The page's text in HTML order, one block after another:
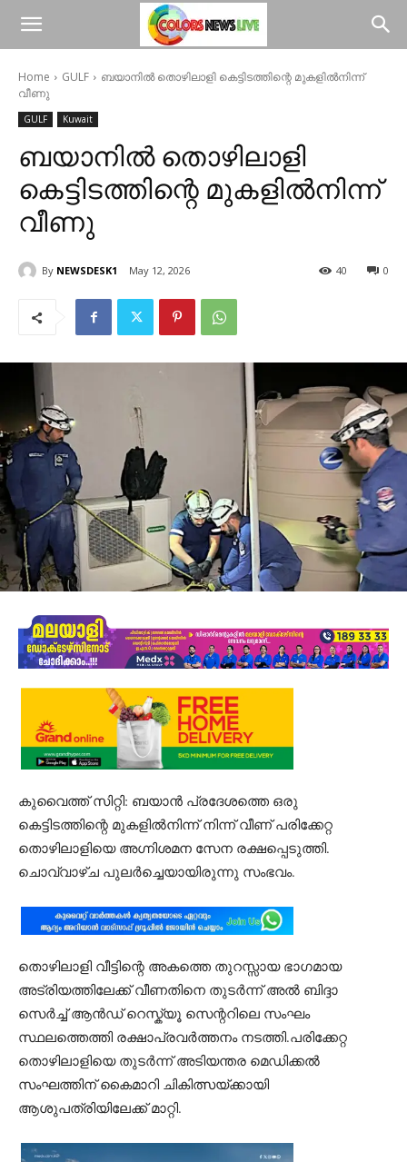
Home GULF
ബയാനിൽ തൊഴിലാളി കെട്ടിടത്തിന്റെ മുകളിൽനിന്ന്
വീണു
GULF Kuwait
ബയാനിൽ തൊഴിലാളി
കെട്ടിടത്തിന്റെ മുകളിൽനിന്ന്
വീണു
By NEWSDESK1 May 12, 2026 0
40
കുവൈത്ത് സിറ്റി: ബയാൻ പ്രദേശത്തെ ഒരു
കെട്ടിടത്തിന്റെ മുകളിൽനിന്ന് നിന്ന് വീണ് പരിക്കേറ്റ
തൊഴിലാളിയെ അഗ്നിശമന സേന രക്ഷപ്പെടുത്തി.
ചൊവ്വാഴ്ച പുലർച്ചെയായിരുന്നു സംഭവം.
തൊഴിലാളി വീട്ടിന്റെ അകത്തെ തുറസ്സായ ഭാഗമായ
അട്രിയത്തിലേക്ക് വീണതിനെ തുടർന്ന് അൽ ബിദ്ദാ
സെർച്ച് ആൻഡ് റെസ്ക്യൂ സെന്ററിലെ സംഘം
സ്ഥലത്തെത്തി രക്ഷാപ്രവർത്തനം നടത്തി.പരിക്കേറ്റ
തൊഴിലാളിയെ തുടർന്ന് അടിയന്തര മെഡിക്കൽ
സംഘത്തിന് കൈമാറി ചികിത്സയ്ക്കായി
ആശുപത്രിയിലേക്ക് മാറ്റി.